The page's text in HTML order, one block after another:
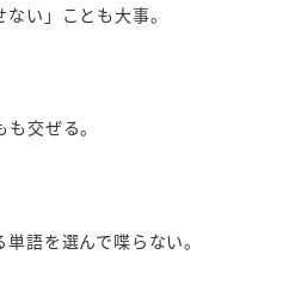
い」ことも大事。
交ぜる。
語を選んで喋らない。